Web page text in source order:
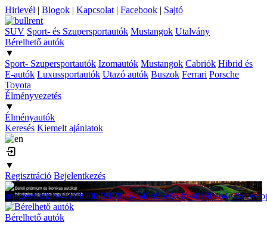
Hirlevél | Blogok | Kapcsolat | Facebook | Sajtó
SUV Sport- és Szupersportautók Mustangok Utalvány
Bérelhető autók
▼
Sport- Szupersportautók Izomautók Mustangok Cabriók Hibrid és
E-autók Luxussportautók Utazó autók Buszok Ferrari Porsche
Toyota
Élményvezetés
▼
Élményautók
Keresés Kiemelt ajánlatok
▼
Regisztráció Bejelentkezés
Bérelhető autók